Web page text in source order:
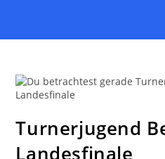
Turnerjugend
Landesfinale